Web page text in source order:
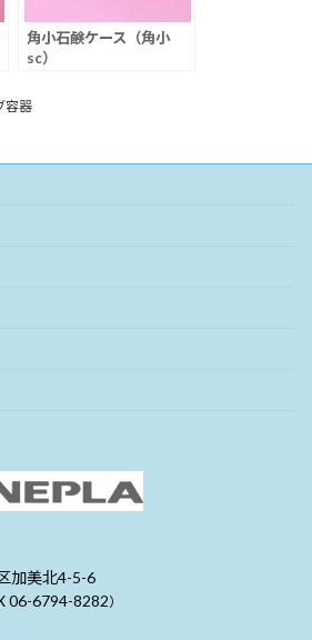
角小石鹸ケース（角小
sc）
容器
加美北4-5-6
06-6794-8282）